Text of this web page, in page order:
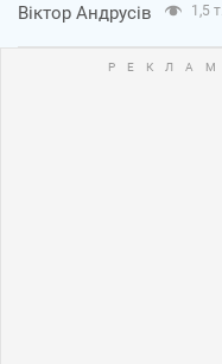
Віктор Андрусів 1,5 т.